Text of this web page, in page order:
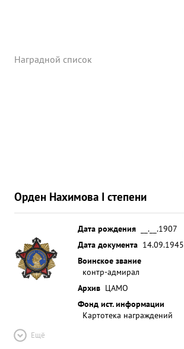
Наградной список
Орден Нахимова I степени
Дата рождения
__.__.1907
Дата документа 14.09.1945
Воинское звание
контр-адмирал
Архив ЦАМО
Фонд ист. информации
Картотека награждений
Ещё